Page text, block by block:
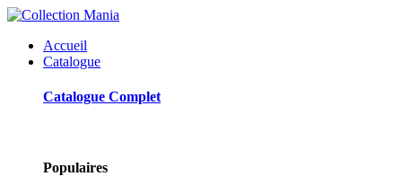
Accueil
Catalogue
Catalogue Complet
Populaires